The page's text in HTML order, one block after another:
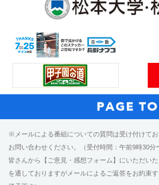
※メールによる番組についての質問は受け付けて
お問い合わせください。（受付時間：午前9時30分
皆さんから【ご意見・感想フォーム】にいただい
を通しておりますがメールによるご返答をお約束